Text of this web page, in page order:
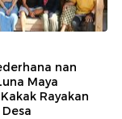
nan
Maya
Rayakan